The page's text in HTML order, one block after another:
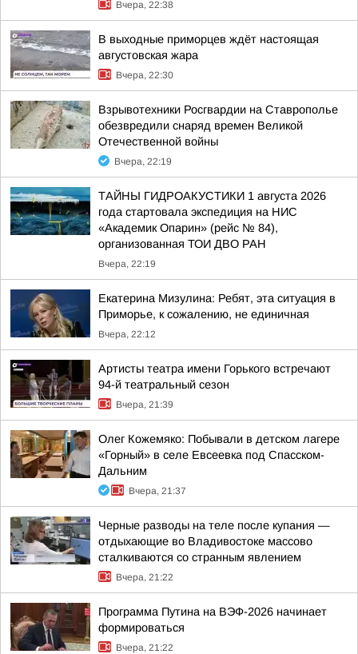
Вчера, 22:38
В выходные приморцев ждёт настоящая
августовская жара
Вчера, 22:30
Взрывотехники Росгвардии на Ставрополье
обезвредили снаряд времен Великой
Отечественной войны
Вчера, 22:19
ТАЙНЫ ГИДРОАКУСТИКИ 1 августа 2026
года стартовала экспедиция на НИС
«Академик Опарин» (рейс № 84),
организованная ТОИ ДВО РАН
Вчера, 22:19
Екатерина Мизулина: Ребят, эта ситуация в
Приморье, к сожалению, не единичная
Вчера, 22:12
Артисты театра имени Горького встречают
94-й театральный сезон
Вчера, 21:39
Олег Кожемяко: Побывали в детском лагере
«Горный» в селе Евсеевка под Спасском-
Дальним
Вчера, 21:37
Черные разводы на теле после купания —
отдыхающие во Владивостоке массово
сталкиваются со странным явлением
Вчера, 21:22
Программа Путина на ВЭФ-2026 начинает
формироваться
Вчера, 21:22